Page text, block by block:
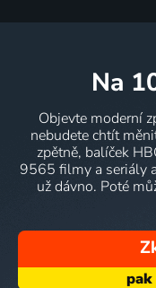
na
Objevte moderní
nebudete chtít
zpětně, balíček
9565 filmy a seriály
už dávno. Poté